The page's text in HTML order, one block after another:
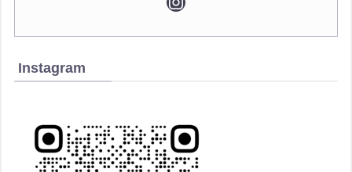
Instagram